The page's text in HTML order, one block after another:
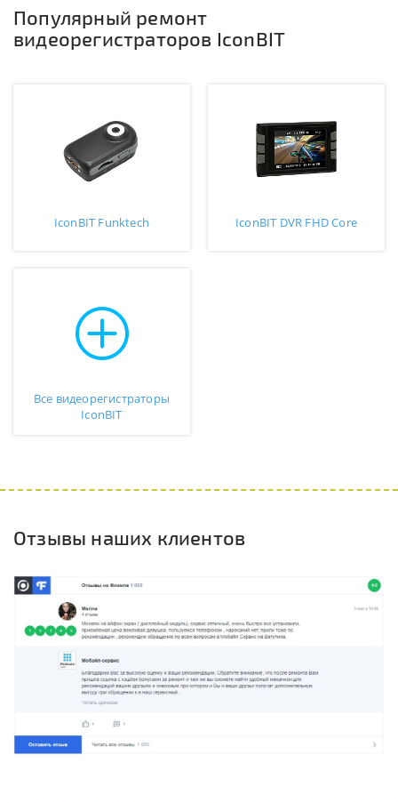
Популярный ремонт
видеорегистраторов IconBIT
IconBIT Funktech IconBIT DVR FHD Core
Все видеорегистраторы
IconBIT
Отзывы наших клиентов